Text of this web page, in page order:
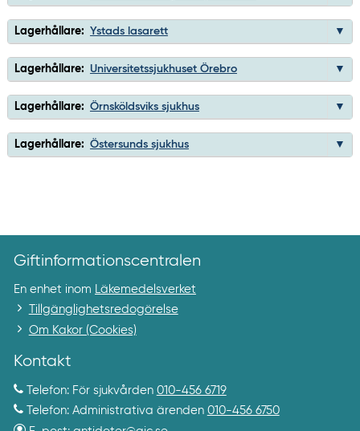
Lagerhållare: Ystads lasarett
Lagerhållare: Universitetssjukhuset Örebro
Lagerhållare: Örnsköldsviks sjukhus
Lagerhållare: Östersunds sjukhus
Giftinformationscentralen
En enhet inom
Läkemedelsverket
Tillgänglighetsredogörelse
Om Kakor (Cookies)
Kontakt
Telefon: För sjukvården 010-456 6719
Telefon: Administrativa ärenden 010-456 6750